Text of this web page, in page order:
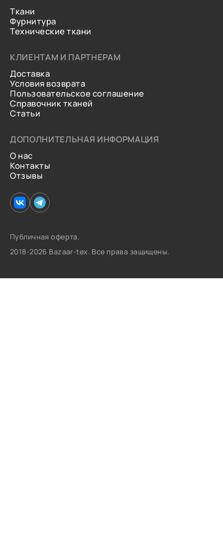
Ткани
Фурнитура
Технические ткани
КЛИЕНТАМ И ПАРТНЕРАМ
Доставка
Условия возврата
Пользовательское соглашение
Справочник тканей
Статьи
ДОПОЛНИТЕЛЬНАЯ ИНФОРМАЦИЯ
О нас
Контакты
Отзывы
Публичная оферта.
2018-2026 Bazaar-tex. Все права защищены.